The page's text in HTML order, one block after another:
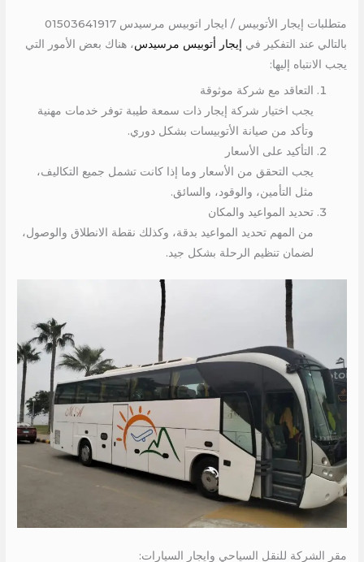
متطلبات إيجار الأتوبيس / ايجار اتوبيس مرسيدس 01503641917
بالتالي عند التفكير في إيجار أتوبيس مرسيدس، هناك بعض الأمور التي
يجب الانتباه إليها:
التعاقد مع شركة موثوقة
يجب اختيار شركة إيجار ذات سمعة طيبة توفر خدمات مهنية
وتأكد من صيانة الأتوبيسات بشكل دوري.
التأكيد على الأسعار
يجب التحقق من الأسعار وما إذا كانت تشمل جميع التكاليف،
مثل التأمين، والوقود، والسائق.
تحديد المواعيد والمكان
من المهم تحديد المواعيد بدقة، وكذلك نقطة الانطلاق والوصول،
لضمان تنظيم الرحلة بشكل جيد.
مقر الشركة للنقل السياحي وايجار السيارات: